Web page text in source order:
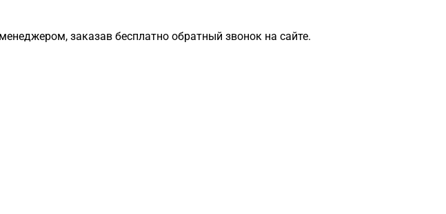
заказав бесплатно обратный звонок на сайте.